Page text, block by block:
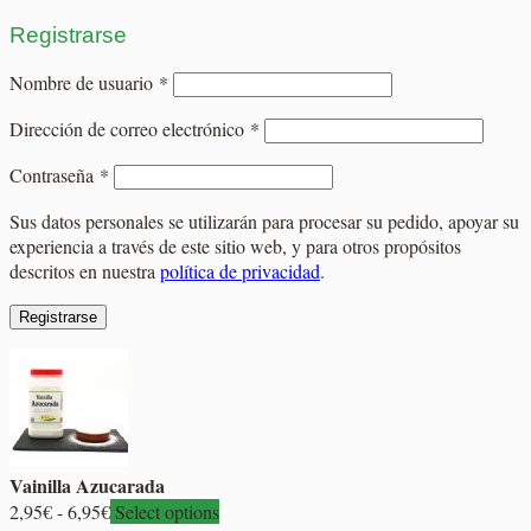
Registrarse
Nombre de usuario * Obligatorio
Dirección de correo electrónico * Obligatorio
Contraseña * Obligatorio
Sus datos personales se utilizarán para procesar su pedido, apoyar su
experiencia a través de este sitio web, y para otros propósitos
descritos en nuestrapolítica de privacidad.
Registrarse
Vainilla Azucarada
2,95€-6,95€Rango
Select options